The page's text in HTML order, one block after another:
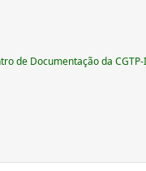
de Documentação da